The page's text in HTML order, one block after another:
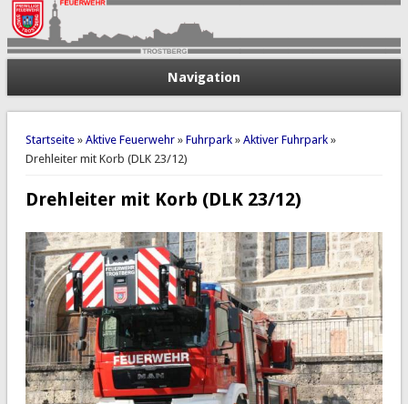
Navigation
Sie sind hier
Startseite» Aktive Feuerwehr» Fuhrpark» Aktiver Fuhrpark»
Drehleiter mit Korb (DLK 23/12)
Drehleiter mit Korb (DLK 23/12)